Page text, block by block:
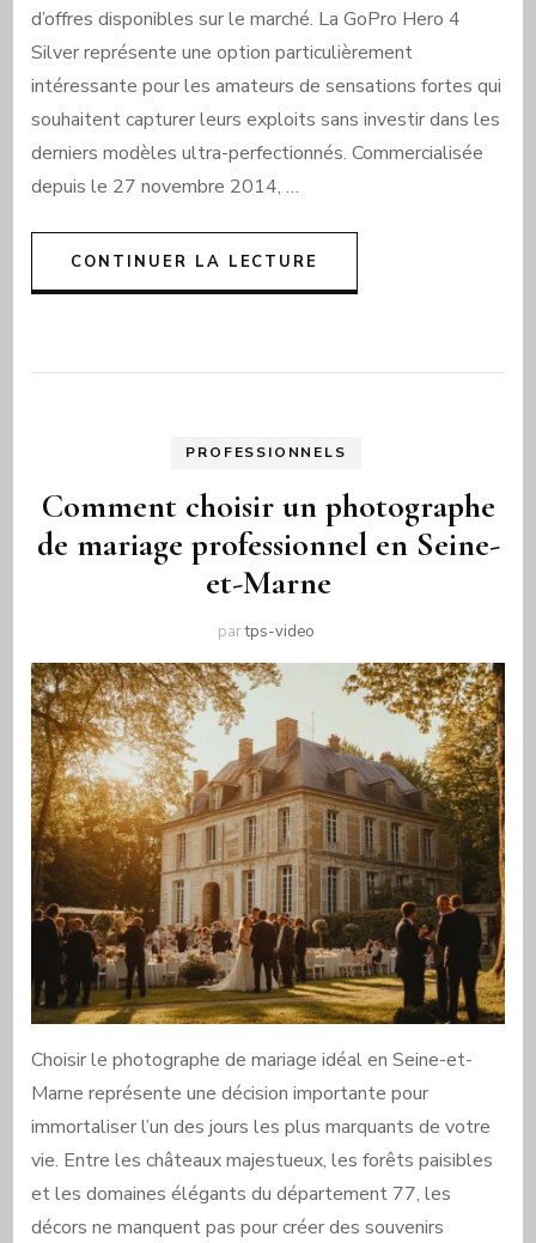
d’offres disponibles sur le marché. La GoPro Hero 4
Silver représente une option particulièrement
intéressante pour les amateurs de sensations fortes qui
souhaitent capturer leurs exploits sans investir dans les
derniers modèles ultra-perfectionnés. Commercialisée
depuis le 27 novembre 2014, …
CONTINUER LA LECTURE
PROFESSIONNELS
Comment choisir un photographe
de mariage professionnel en Seine-
et-Marne
partps-video
Choisir le photographe de mariage idéal en Seine-et-
Marne représente une décision importante pour
immortaliser l’un des jours les plus marquants de votre
vie. Entre les châteaux majestueux, les forêts paisibles
et les domaines élégants du département 77, les
décors ne manquent pas pour créer des souvenirs